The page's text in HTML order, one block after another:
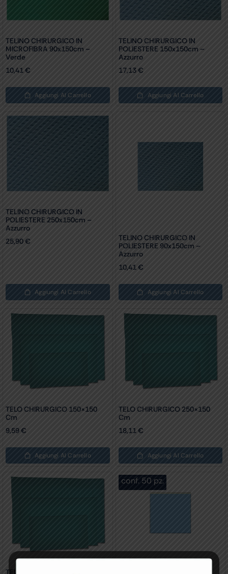
TELINO CHIRURGICO IN
MICROFIBRA 90x150cm –
Verde
10,41€
Aggiungi Al Carrello
TELINO CHIRURGICO IN
POLIESTERE 150x150cm –
Azzurro
17,13€
Aggiungi Al Carrello
TELINO CHIRURGICO IN
POLIESTERE 250x150cm –
Azzurro
25,90 €
Aggiungi Al Carrello
TELINO CHIRURGICO IN
POLIESTERE 90x150cm –
Azzurro
10,41€
Aggiungi Al Carrello
TELO CHIRURGICO 150×150
Cm
9,59 €
Aggiungi Al Carrello
TELO CHIRURGICO 250×150
Cm
18,11€
Aggiungi Al Carrello
TELO CHIRURGICO 90×150 Cm
conf. 50 pz.